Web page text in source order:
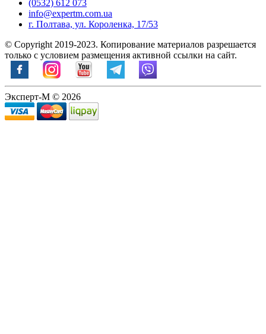
(0532) 612 073
info@expertm.com.ua
г. Полтава, ул. Короленка, 17/53
© Copyright 2019-2023. Копирование материалов разрешается
только с условием размещения активной ссылки на сайт.
Эксперт-М © 2026